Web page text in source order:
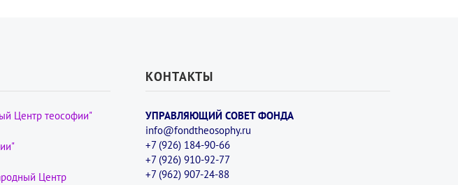
Центр теософии"
Центр
КОНТАКТЫ
УПРАВЛЯЮЩИЙ СОВЕТ ФОНДА
info@fondtheosophy.ru
+7 (926) 184-90-66
+7 (926) 910-92-77
+7 (962) 907-24-88